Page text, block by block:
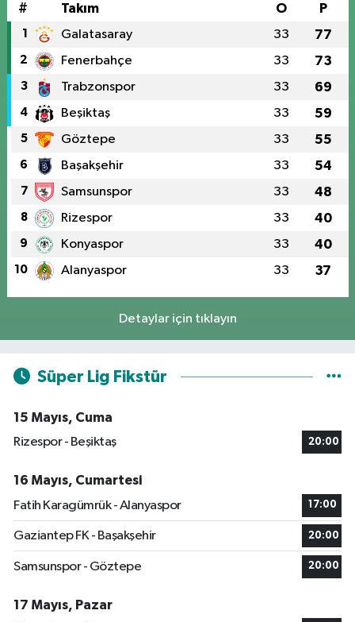
# Takım O P
1 Galatasaray 33 77
2 Fenerbahçe 33 73
3 Trabzonspor 33 69
4 Beşiktaş 33 59
5 Göztepe 33 55
6 Başakşehir 33 54
7 Samsunspor 33 48
8 Rizespor 33 40
9 Konyaspor 33 40
10 Alanyaspor 33 37
Detaylar için tıklayın
Süper Lig Fikstür
15 Mayıs, Cuma
Rizespor - Beşiktaş
20:00
16 Mayıs, Cumartesi
Fatih Karagümrük - Alanyaspor
17:00
Gaziantep FK - Başakşehir 20:00
Samsunspor - Göztepe 20:00
17 Mayıs, Pazar